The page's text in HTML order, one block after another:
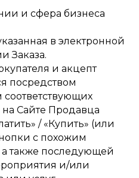
и сфера бизнеса
в электронной
Заказа.
и акцепт
посредством
Сайте Продавца
/ «Купить» (или
с похожим
также последующей
и/или